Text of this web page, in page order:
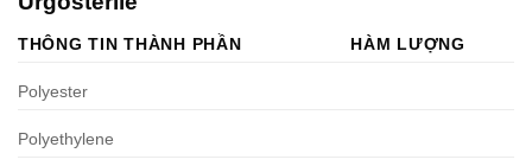
THÔNG TIN THÀNH PHẦN HÀM LƯỢNG
Polyester
Polyethylene